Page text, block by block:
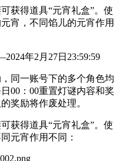
获得道具“元宵礼盒”。使
宵，不同馅儿的元宵作用
024年2月27日 23:59:59
同一账号下的多个角色均
00：00重置灯谜内容和奖
奖励将作废处理。
获得道具“元宵礼盒”。 使
元宵作用不同 ：